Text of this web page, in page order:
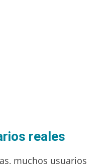
reales
muchos usuarios